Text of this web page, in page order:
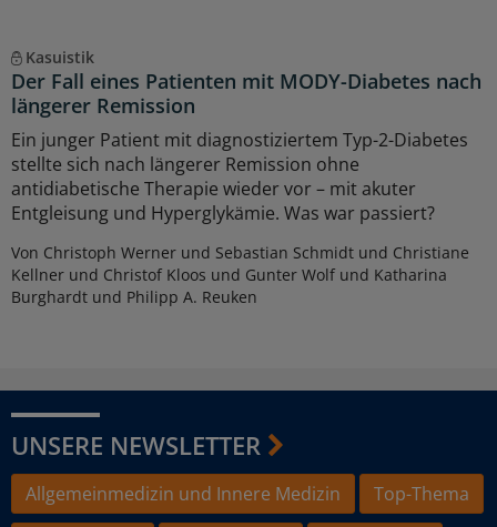
Kasuistik
Der Fall eines Patienten mit MODY-Diabetes nach
längerer Remission
Ein junger Patient mit diagnostiziertem Typ-2-Diabetes
stellte sich nach längerer Remission ohne
antidiabetische Therapie wieder vor – mit akuter
Entgleisung und Hyperglykämie. Was war passiert?
Von Christoph Werner und Sebastian Schmidt und Christiane
Kellner und Christof Kloos und Gunter Wolf und Katharina
Burghardt und Philipp A. Reuken
UNSERE NEWSLETTER
Allgemeinmedizin und Innere Medizin
Top-Thema